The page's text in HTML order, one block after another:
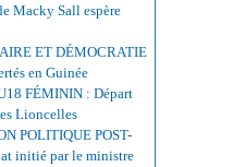
Macky Sall espère
ET DÉMOCRATIE
en Guinée
FÉMININ : Départ
Lioncelles
POLITIQUE POST-
initié par le ministre